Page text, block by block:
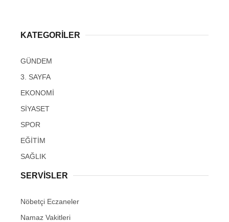
KATEGORİLER
GÜNDEM
3. SAYFA
EKONOMİ
SİYASET
SPOR
EĞİTİM
SAĞLIK
SERVİSLER
Nöbetçi Eczaneler
Namaz Vakitleri